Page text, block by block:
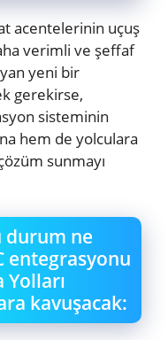
acentelerinin uçuş
verimli ve şeffaf
yeni bir
gerekirse,
sisteminin
hem de yolculara
sunmayı
durum ne
entegrasyonu
kavuşacak: